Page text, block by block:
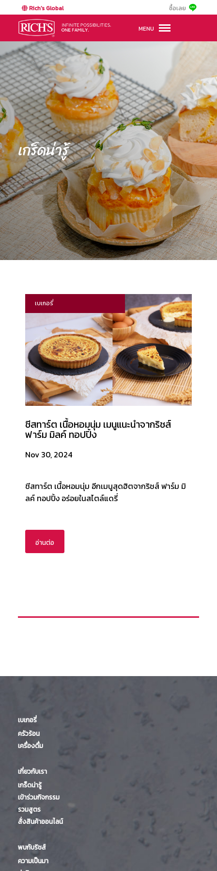
Rich's Global ซื้อเลย
MENU
เกร็ดน่ารู้
เบเกอรี่
ชีสทาร์ต เนื้อหอมนุ่ม เมนูแนะนำจากริชส์
ฟาร์ม มิลค์ ทอปปิ้ง
Nov 30, 2024
ชีสทาร์ต เนื้อหอมนุ่ม อีกเมนูสุดฮิตจากริชส์ ฟาร์ม มิ
ลค์ ทอปปิ้ง อร่อยในสไตล์แดรี่
อ่านต่อ
เบเกอรี่
ครัวร้อน
เครื่องดื่ม
เกี่ยวกับเรา
เกร็ดน่ารู้
เข้าร่วมกิจกรรม
รวมสูตร
สั่งสินค้าออนไลน์
พบกับริชส์
ความเป็นมา